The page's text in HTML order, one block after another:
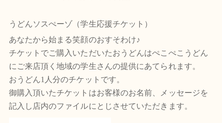
うどんソスぺーゾ（学生応援チケット）
あなたから始まる笑顔のおすそわけ♪
チケットでご購入いただいたおうどんはぺこぺこうどん
にご来店頂く地域の学生さんの提供にあてられます。
おうどん1人分のチケットです。
御購入頂いたチケットはお客様のお名前、メッセージを
記入し店内のファイルにとじさせていただきます。